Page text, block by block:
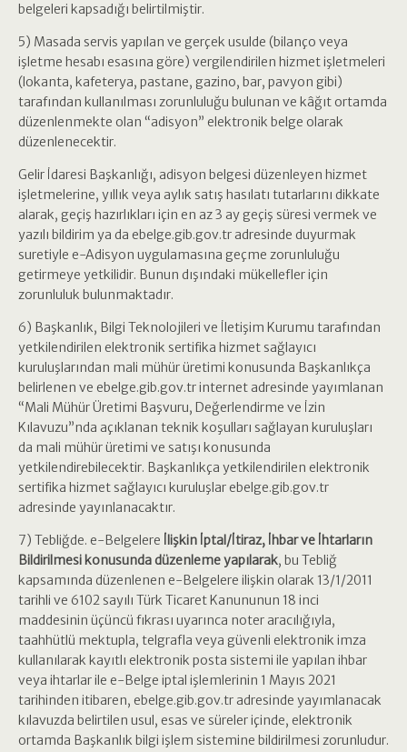
belgeleri kapsadığı belirtilmiştir.
5) Masada servis yapılan ve gerçek usulde (bilanço veya
işletme hesabı esasına göre) vergilendirilen hizmet işletmeleri
(lokanta, kafeterya, pastane, gazino, bar, pavyon gibi)
tarafından kullanılması zorunluluğu bulunan ve kâğıt ortamda
düzenlenmekte olan “adisyon” elektronik belge olarak
düzenlenecektir.
Gelir İdaresi Başkanlığı, adisyon belgesi düzenleyen hizmet
işletmelerine, yıllık veya aylık satış hasılatı tutarlarını dikkate
alarak, geçiş hazırlıkları için en az 3 ay geçiş süresi vermek ve
yazılı bildirim ya da ebelge.gib.gov.tr adresinde duyurmak
suretiyle e-Adisyon uygulamasına geçme zorunluluğu
getirmeye yetkilidir. Bunun dışındaki mükellefler için
zorunluluk bulunmaktadır.
6) Başkanlık, Bilgi Teknolojileri ve İletişim Kurumu tarafından
yetkilendirilen elektronik sertifika hizmet sağlayıcı
kuruluşlarından mali mühür üretimi konusunda Başkanlıkça
belirlenen ve ebelge.gib.gov.tr internet adresinde yayımlanan
“Mali Mühür Üretimi Başvuru, Değerlendirme ve İzin
Kılavuzu”nda açıklanan teknik koşulları sağlayan kuruluşları
da mali mühür üretimi ve satışı konusunda
yetkilendirebilecektir. Başkanlıkça yetkilendirilen elektronik
sertifika hizmet sağlayıcı kuruluşlar ebelge.gib.gov.tr
adresinde yayınlanacaktır.
7) Tebliğde. e-Belgelere İlişkin İptal/İtiraz, İhbar ve İhtarların
Bildirilmesi konusunda düzenleme yapılarak, bu Tebliğ
kapsamında düzenlenen e-Belgelere ilişkin olarak 13/1/2011
tarihli ve 6102 sayılı Türk Ticaret Kanununun 18 inci
maddesinin üçüncü fıkrası uyarınca noter aracılığıyla,
taahhütlü mektupla, telgrafla veya güvenli elektronik imza
kullanılarak kayıtlı elektronik posta sistemi ile yapılan ihbar
veya ihtarlar ile e-Belge iptal işlemlerinin 1 Mayıs 2021
tarihinden itibaren, ebelge.gib.gov.tr adresinde yayımlanacak
kılavuzda belirtilen usul, esas ve süreler içinde, elektronik
ortamda Başkanlık bilgi işlem sistemine bildirilmesi zorunludur.